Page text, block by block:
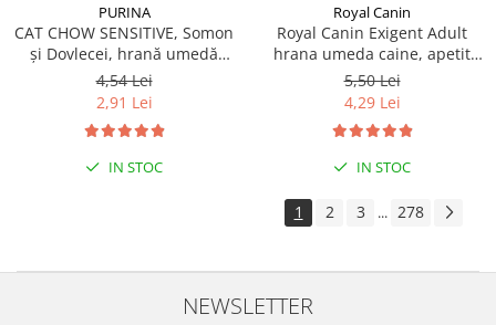
PURINA
CAT CHOW SENSITIVE, Somon
și Dovlecei, hrană umedă
pentru pisici 1x85 g
4,54 Lei
2,91 Lei
IN STOC
Royal Canin
Royal Canin Exigent Adult
hrana umeda caine, apetit
capricios (Loaf), 85 g
5,50 Lei
4,29 Lei
IN STOC
1 2 3 ... 278
NEWSLETTER